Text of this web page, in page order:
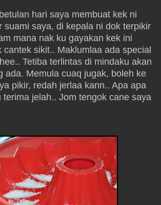
hari saya membuat kek ni
suami saya, di kepala ni dok terpikir
mana nak ku gayakan kek ini
cantek sikit.. Maklumlaa ada special
Tetiba terlintas di mindaku akan
ada. Memula cuaq jugak, boleh ke
pikir, redah jerlaa kann.. Apa apa
terima jelah.. Jom tengok cane saya